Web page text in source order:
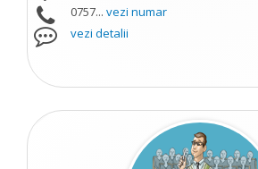
0757... vezi numar
vezi detalii